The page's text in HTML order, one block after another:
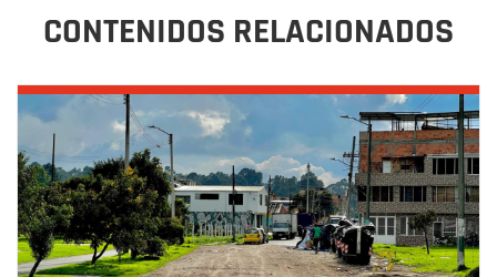
CONTENIDOS RELACIONADOS